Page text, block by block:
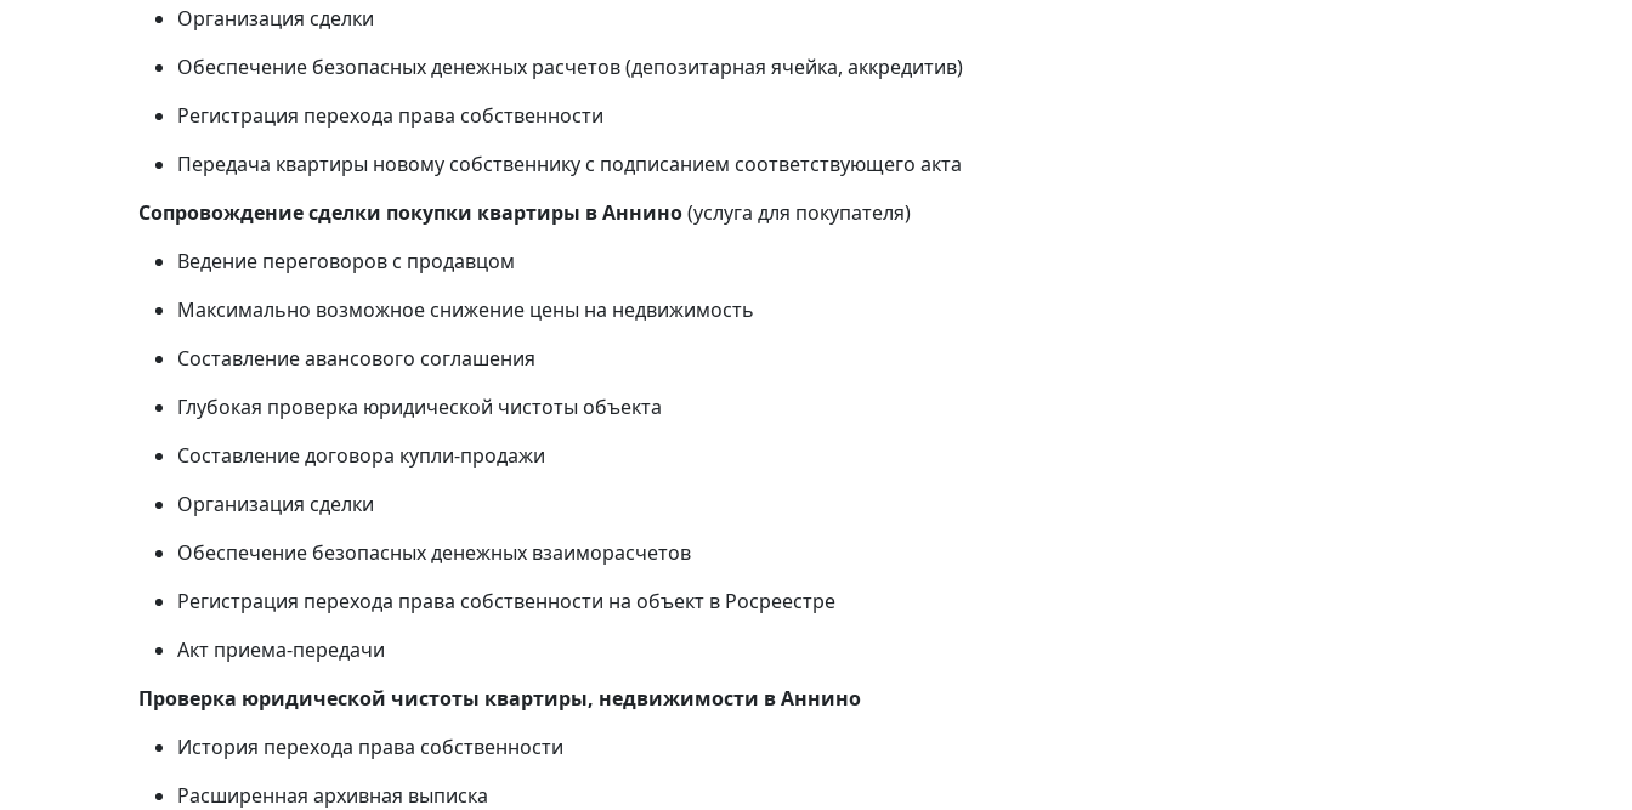
Организация сделки
Обеспечение безопасных денежных расчетов (депозитарная ячейка, аккредитив)
Регистрация перехода права собственности
Передача квартиры новому собственнику с подписанием соответствующего акта
Сопровождение сделки покупки квартиры вАннино(услуга для покупателя)
Ведение переговоров с продавцом
Максимально возможное снижение цены на недвижимость
Составление авансового соглашения
Глубокая проверка юридической чистоты объекта
Составление договора купли-продажи
Организация сделки
Обеспечение безопасных денежных взаиморасчетов
Регистрация перехода права собственности на объект в Росреестре
Акт приема-передачи
Проверка юридической чистоты квартиры, недвижимости вАннино
История перехода права собственности
Расширенная архивная выписка